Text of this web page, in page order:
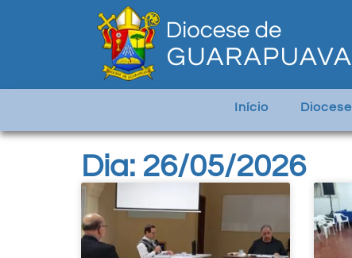
Início Diocese
Dia: 26/05/2026